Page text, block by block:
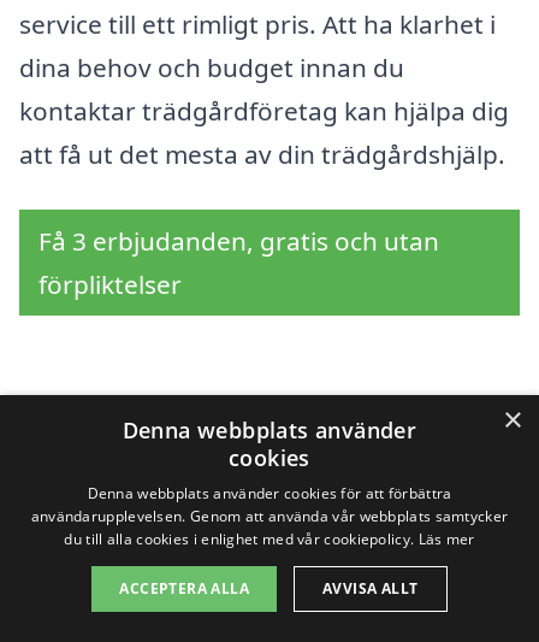
service till ett rimligt pris. Att ha klarhet i
dina behov och budget innan du
kontaktar trädgårdföretag kan hjälpa dig
att få ut det mesta av din trädgårdshjälp.
Få 3 erbjudanden, gratis och utan
förpliktelser
Sök efter en
professionell för
trädgårdshjälp i andra
städer nära Härad
×
Denna webbplats använder
cookies
Denna webbplats använder cookies för att förbättra
användarupplevelsen. Genom att använda vår webbplats samtycker
du till alla cookies i enlighet med vår cookiepolicy. Läs mer
ACCEPTERA ALLA AVVISA ALLT